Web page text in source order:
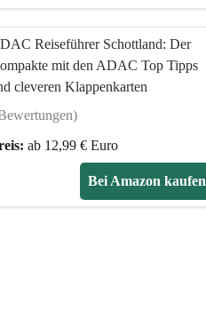
Reiseführer Schottland: Der
mit den ADAC Top Tipps
cleveren Klappenkarten
ab 12,99 € Euro
Bei Amazon kaufen